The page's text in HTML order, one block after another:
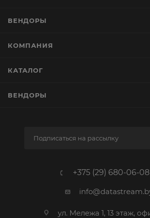
ВЕНДОРЫ
КОМПАНИЯ
КАТАЛОГ
ВЕНДОРЫ
Подписаться на рассылку
+375 (29) 680-06-08
ул. Мележа 1, 13 этаж,